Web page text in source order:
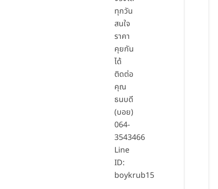
ทุกวัน
สนใจ
ราคา
คุยกัน
ได้
ติดต่อ
คุณ
ธนบดี
(บอย)
064-
3543466
Line
ID:
boykrub15